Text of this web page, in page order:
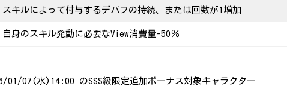
スキルによって付与するデバフの持続、または回数が1増加
自身のスキル発動に必要なView消費量-50％
07(水)14:00 のSSS級限定追加ボーナス対象キャラクター